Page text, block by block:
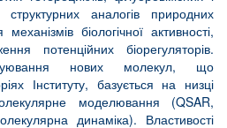
аналогів природних
біологічної активності,
потенційних біорегуляторів.
нових молекул, що
Інституту, базується на низці
моделювання (QSAR,
динаміка). Властивості